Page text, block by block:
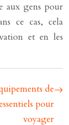
aux gens pour
ce cas, cela
et en les
de
pour
voyager